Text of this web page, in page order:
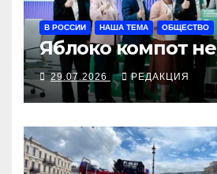
В РОССИИ НАША ТЕМА ОБЩЕСТВО
Яблоко компот
29.07.2026 РЕДАКЦИЯ